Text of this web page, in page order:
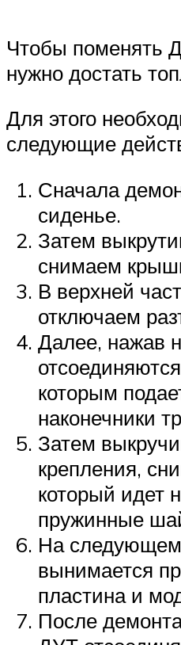
Чтобы поменять
нужно достать
Для этого
следующие
Сначала
сиденье.
Затем
снимаем
В верхней
отключаем
Далее, нажав
которым
наконечники
Затем
крепления,
который идет
пружинные
На следующем
вынимается
пластина и
После